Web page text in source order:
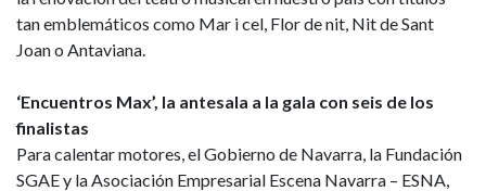
tan emblemáticos como Mar i cel, Flor de nit, Nit de Sant
Joan o Antaviana.
‘Encuentros Max’, la antesala a la gala con seis de los
finalistas
Para calentar motores, el Gobierno de Navarra, la Fundación
SGAE y la Asociación Empresarial Escena Navarra – ESNA,